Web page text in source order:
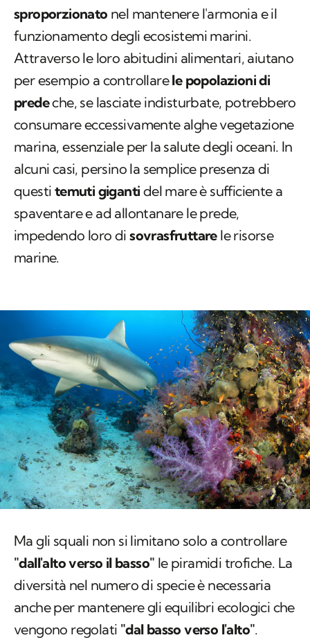
sproporzionato nel mantenere l'armonia e il
funzionamento degli ecosistemi marini.
Attraverso le loro abitudini alimentari, aiutano
per esempio a controllarele popolazioni di
predeche, se lasciate indisturbate, potrebbero
consumare eccessivamente alghe vegetazione
marina, essenziale per la salute degli oceani. In
alcuni casi, persino la semplice presenza di
questi temuti giganti del mare è sufficiente a
spaventare e ad allontanare le prede,
impedendo loro disovrasfruttarele risorse
marine.
Ma gli squali non si limitano solo a controllare
"dall'alto verso il basso" le piramidi trofiche. La
diversità nel numero di specie è necessaria
anche per mantenere gli equilibri ecologici che
vengono regolati "dal basso verso l'alto".